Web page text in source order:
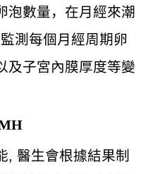
泡數量，在月經來潮
測每個月經周期卵
及子宮內膜厚度等變
, 醫生會根據結果制